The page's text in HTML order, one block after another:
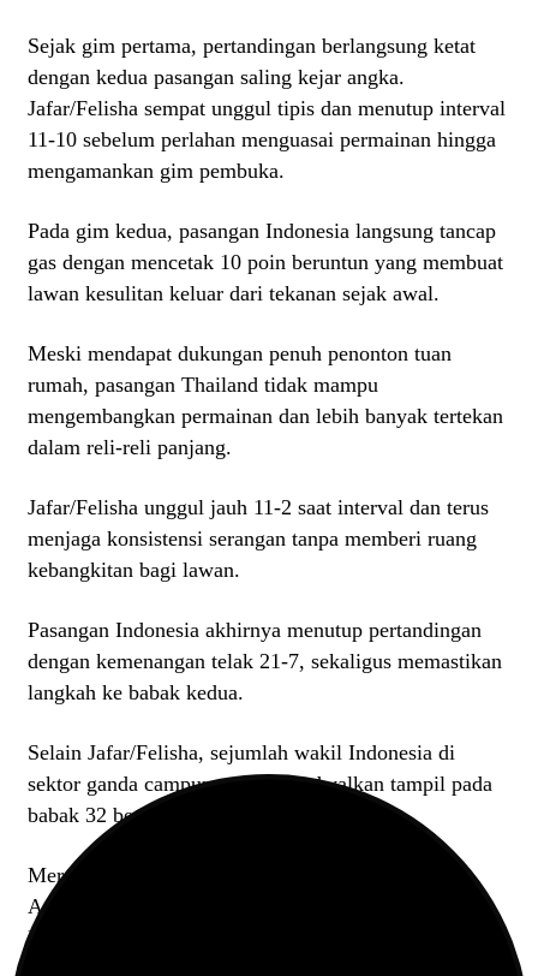
Sejak gim pertama, pertandingan berlangsung ketat
dengan kedua pasangan saling kejar angka.
Jafar/Felisha sempat unggul tipis dan menutup interval
11-10 sebelum perlahan menguasai permainan hingga
mengamankan gim pembuka.
Pada gim kedua, pasangan Indonesia langsung tancap
gas dengan mencetak 10 poin beruntun yang membuat
lawan kesulitan keluar dari tekanan sejak awal.
Meski mendapat dukungan penuh penonton tuan
rumah, pasangan Thailand tidak mampu
mengembangkan permainan dan lebih banyak tertekan
dalam reli-reli panjang.
Jafar/Felisha unggul jauh 11-2 saat interval dan terus
menjaga konsistensi serangan tanpa memberi ruang
kebangkitan bagi lawan.
Pasangan Indonesia akhirnya menutup pertandingan
dengan kemenangan telak 21-7, sekaligus memastikan
langkah ke babak kedua.
Selain Jafar/Felisha, sejumlah wakil Indonesia di
sektor ganda campuran juga dijadwalkan tampil pada
babak 32 besar.
Mereka adalah Dejan Ferdinansyah/Bernadine
Anindya Wardana, Amri Syahnawi/Nita Violina
Marwah, Bobby Setiabudi/Melati Daeva Oktavianti,